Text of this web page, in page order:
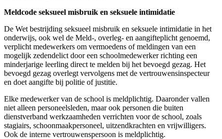
Meldcode seksueel misbruik en seksuele intimidatie
De Wet bestrijding seksueel misbruik en seksuele intimidatie in het
onderwijs, ook wel de Meld-, overleg- en aangifteplicht genoemd,
verplicht medewerkers om vermoedens of meldingen van een
mogelijk zedendelict door een schoolmedewerker richting een
minderjarige leerling direct te melden bij het bevoegd gezag. Het
bevoegd gezag overlegt vervolgens met de vertrouwensinspecteur
en doet aangifte bij politie of justitie.
Elke medewerker van de school is meldplichtig. Daaronder vallen
niet alleen personeelsleden, maar ook personen die buiten
dienstverband werkzaamheden verrichten voor de school, zoals
stagiairs, schoonmaakpersoneel, uitzendkrachten en vrijwilligers.
Ook de interne vertrouwenspersoon is meldplichtig.